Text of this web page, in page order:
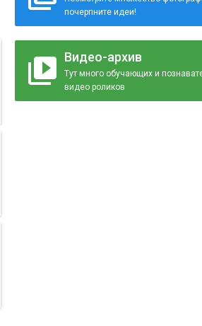
почерпните идеи!
Видео-архив
Тут много обучающих и
видео роликов